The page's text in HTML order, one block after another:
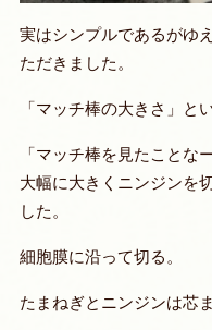
実はシンプルであるがゆ
ただきました。
「マッチ棒の大きさ」と
「マッチ棒を見たことな
大幅に大きくニンジンを
した。
細胞膜に沿って切る。
たまねぎとニンジンは芯